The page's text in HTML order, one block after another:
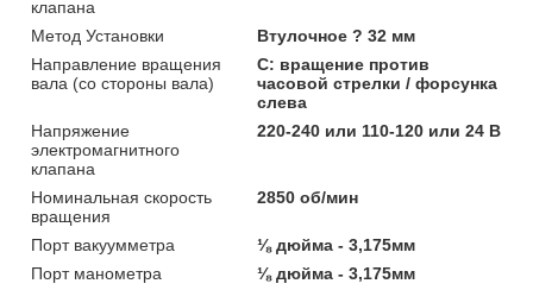
клапана
Метод Установки
Втулочное ? 32 мм
Направление вращения
вала (со стороны вала)
C: вращение против
часовой стрелки / форсунка
слева
Напряжение
электромагнитного
клапана
220-240 или 110-120 или 24 В
Номинальная скорость
вращения
2850 об/мин
Порт вакуумметра
⅛ дюйма - 3,175мм
Порт манометра
⅛ дюйма - 3,175мм